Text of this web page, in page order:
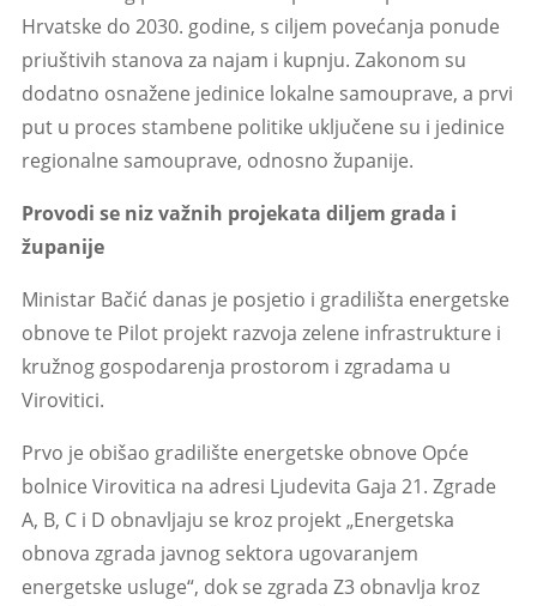
Hrvatske do 2030. godine, s ciljem povećanja ponude
priuštivih stanova za najam i kupnju. Zakonom su
dodatno osnažene jedinice lokalne samouprave, a prvi
put u proces stambene politike uključene su i jedinice
regionalne samouprave, odnosno županije.
Provodi se niz važnih projekata diljem grada i
županije
Ministar Bačić danas je posjetio i gradilišta energetske
obnove te Pilot projekt razvoja zelene infrastrukture i
kružnog gospodarenja prostorom i zgradama u
Virovitici.
Prvo je obišao gradilište energetske obnove Opće
bolnice Virovitica na adresi Ljudevita Gaja 21. Zgrade
A, B, C i D obnavljaju se kroz projekt „Energetska
obnova zgrada javnog sektora ugovaranjem
energetske usluge“, dok se zgrada Z3 obnavlja kroz